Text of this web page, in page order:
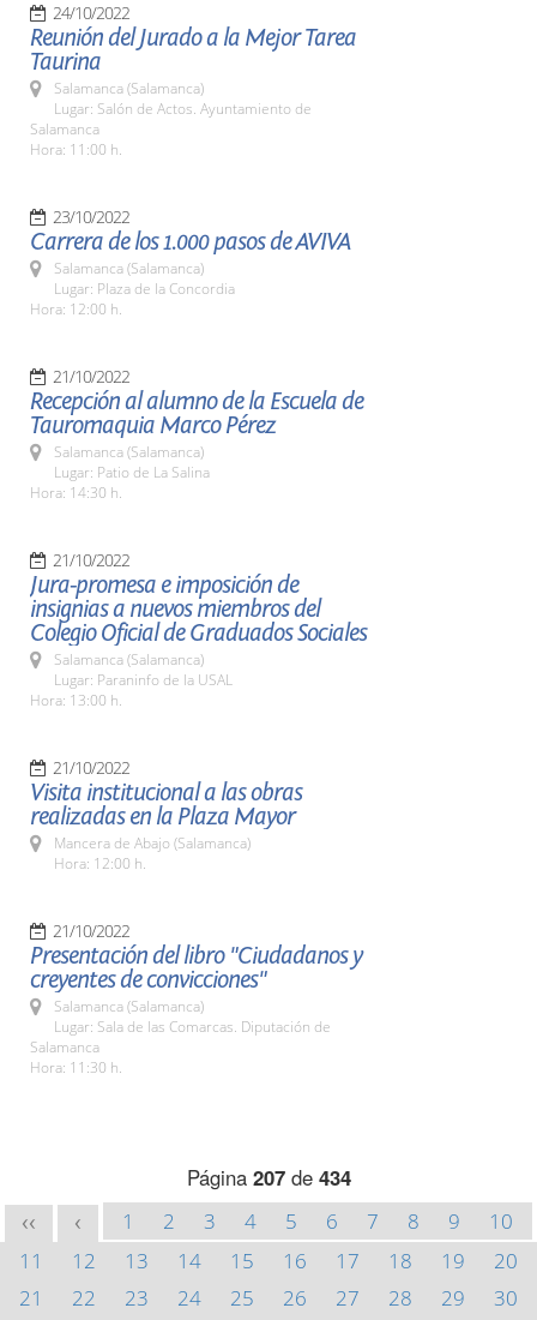
24/10/2022
Reunión del Jurado a la Mejor Tarea
Taurina
Salamanca (Salamanca)
Lugar: Salón de Actos. Ayuntamiento de
Salamanca
Hora: 11:00 h.
23/10/2022
Carrera de los 1.000 pasos de AVIVA
Salamanca (Salamanca)
Lugar: Plaza de la Concordia
Hora: 12:00 h.
21/10/2022
Recepción al alumno de la Escuela de
Tauromaquia Marco Pérez
Salamanca (Salamanca)
Lugar: Patio de La Salina
Hora: 14:30 h.
21/10/2022
Jura-promesa e imposición de
insignias a nuevos miembros del
Colegio Oficial de Graduados Sociales
Salamanca (Salamanca)
Lugar: Paraninfo de la USAL
Hora: 13:00 h.
21/10/2022
Visita institucional a las obras
realizadas en la Plaza Mayor
Mancera de Abajo (Salamanca)
Hora: 12:00 h.
21/10/2022
Presentación del libro "Ciudadanos y
creyentes de convicciones"
Salamanca (Salamanca)
Lugar: Sala de las Comarcas. Diputación de
Salamanca
Hora: 11:30 h.
Página 207de 434
<< < 1 2 3 4 5 6 7 8 9
10
11
12 13 14 15 16 17 18 19
20
21
22 23 24 25 26 27 28 29
30